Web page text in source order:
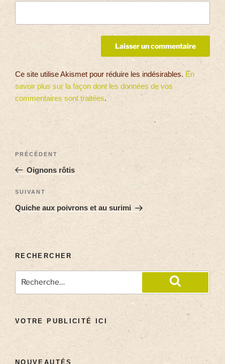
Ce site utilise Akismet pour réduire les indésirables. En
savoir plus sur la façon dont les données de vos
commentaires sont traitées.
PRÉCÉDENT
Oignons rôtis
SUIVANT
Quiche aux poivrons et au surimi
RECHERCHER
VOTRE PUBLICITÉ ICI
NOUVEAUTÉS